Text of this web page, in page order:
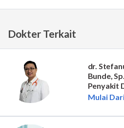
Dokter Terkait